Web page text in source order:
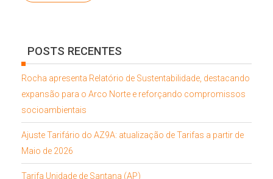
POSTS RECENTES
Rocha apresenta Relatório de Sustentabilidade, destacando
expansão para o Arco Norte e reforçando compromissos
socioambientais
Ajuste Tarifário do AZ9A: atualização de Tarifas a partir de
Maio de 2026
Tarifa Unidade de Santana (AP)